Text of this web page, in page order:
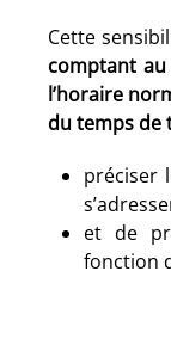
Cette
comptant
l’horaire
du temps de
préciser
et de
fonction